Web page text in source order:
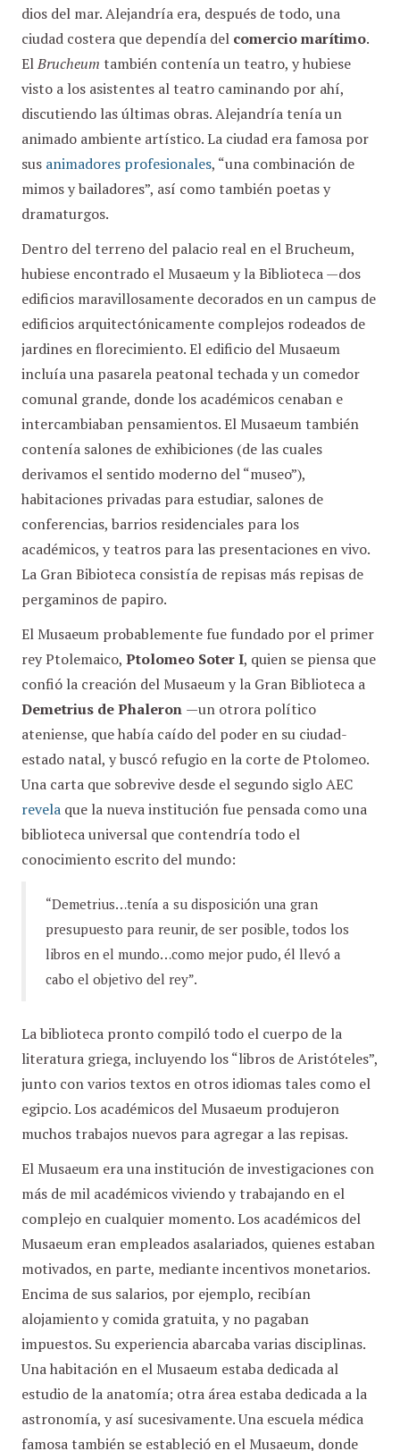
dios del mar. Alejandría era, después de todo, una
ciudad costera que dependía del comercio marítimo.
ElBrucheum también contenía un teatro, y hubiese
visto a los asistentes al teatro caminando por ahí,
discutiendo las últimas obras. Alejandría tenía un
animado ambiente artístico. La ciudad era famosa por
sus animadores profesionales, “una combinación de
mimos y bailadores”, así como también poetas y
dramaturgos.
Dentro del terreno del palacio real en el Brucheum,
hubiese encontrado el Musaeum y la Biblioteca —dos
edificios maravillosamente decorados en un campus de
edificios arquitectónicamente complejos rodeados de
jardines en florecimiento. El edificio del Musaeum
incluía una pasarela peatonal techada y un comedor
comunal grande, donde los académicos cenaban e
intercambiaban pensamientos. El Musaeum también
contenía salones de exhibiciones (de las cuales
derivamos el sentido moderno del “museo”),
habitaciones privadas para estudiar, salones de
conferencias, barrios residenciales para los
académicos, y teatros para las presentaciones en vivo.
La Gran Bibioteca consistía de repisas más repisas de
pergaminos de papiro.
El Musaeum probablemente fue fundado por el primer
rey Ptolemaico, Ptolomeo Soter I, quien se piensa que
confió la creación del Musaeum y la Gran Biblioteca a
Demetrius de Phaleron —un otrora político
ateniense, que había caído del poder en su ciudad-
estado natal, y buscó refugio en la corte de Ptolomeo.
Una carta que sobrevive desde el segundo siglo AEC
revela que la nueva institución fue pensada como una
biblioteca universal que contendría todo el
conocimiento escrito del mundo:
“Demetrius…tenía a su disposición una gran
presupuesto para reunir, de ser posible, todos los
libros en el mundo…como mejor pudo, él llevó a
cabo el objetivo del rey”.
La biblioteca pronto compiló todo el cuerpo de la
literatura griega, incluyendo los “libros de Aristóteles”,
junto con varios textos en otros idiomas tales como el
egipcio. Los académicos del Musaeum produjeron
muchos trabajos nuevos para agregar a las repisas.
El Musaeum era una institución de investigaciones con
más de mil académicos viviendo y trabajando en el
complejo en cualquier momento. Los académicos del
Musaeum eran empleados asalariados, quienes estaban
motivados, en parte, mediante incentivos monetarios.
Encima de sus salarios, por ejemplo, recibían
alojamiento y comida gratuita, y no pagaban
impuestos. Su experiencia abarcaba varias disciplinas.
Una habitación en el Musaeum estaba dedicada al
estudio de la anatomía; otra área estaba dedicada a la
astronomía, y así sucesivamente. Una escuela médica
famosa también se estableció en el Musaeum, donde